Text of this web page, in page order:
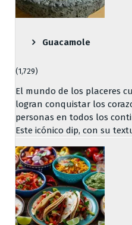
Guacamole
(1,729)
El mundo de los placeres
logran conquistar los
personas en todos los
Este icónico dip, con su